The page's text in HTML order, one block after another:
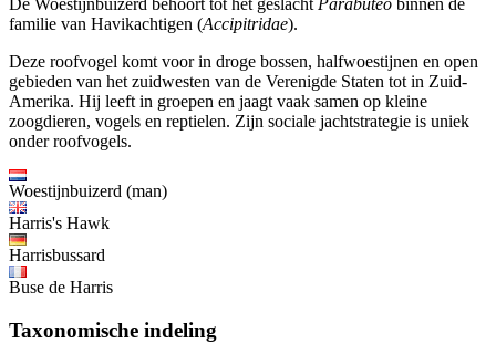
De Woestijnbuizerd behoort tot het geslacht Parabuteo binnen de
familie van Havikachtigen (Accipitridae).
Deze roofvogel komt voor in droge bossen, halfwoestijnen en open
gebieden van het zuidwesten van de Verenigde Staten tot in Zuid-
Amerika. Hij leeft in groepen en jaagt vaak samen op kleine
zoogdieren, vogels en reptielen. Zijn sociale jachtstrategie is uniek
onder roofvogels.
Woestijnbuizerd (man)
Harris's Hawk
Harrisbussard
Buse de Harris
Taxonomische indeling